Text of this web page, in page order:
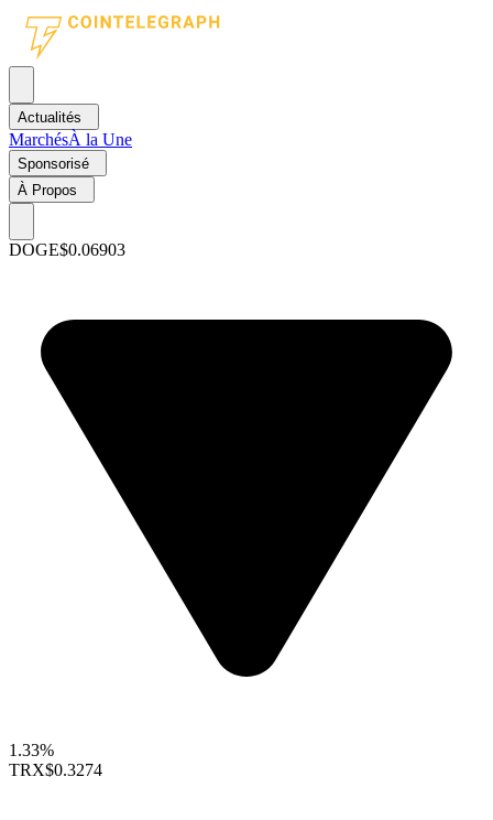
Actualités
MarchésÀ la Une
Sponsorisé
À Propos
DOGE$0.06903
1.33%
TRX$0.3274